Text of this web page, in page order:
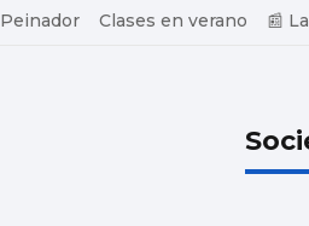
Peinador Clases en verano 📰